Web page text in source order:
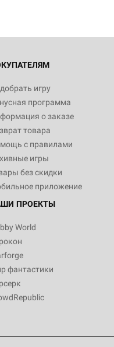
игру
программа
о заказе
товара
с правилами
игры
без скидки
приложение
ПРОЕКТЫ
World
фантастики